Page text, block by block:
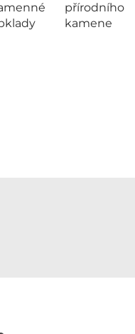
přírodního
kamene